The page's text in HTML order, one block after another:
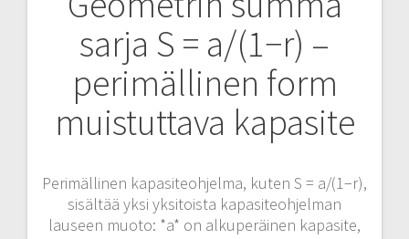
sarja S = a/(1−r) –
perimällinen form
muistuttava kapasite
Perimällinen kapasiteohjelma, kuten S = a/(1−r),
sisältää yksi yksitoista kapasiteohjelman
lauseen muoto: *a* on alkuperäinen kapasite,